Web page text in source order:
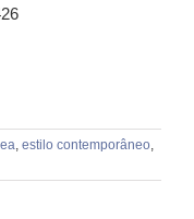
, estilo contemporâneo,